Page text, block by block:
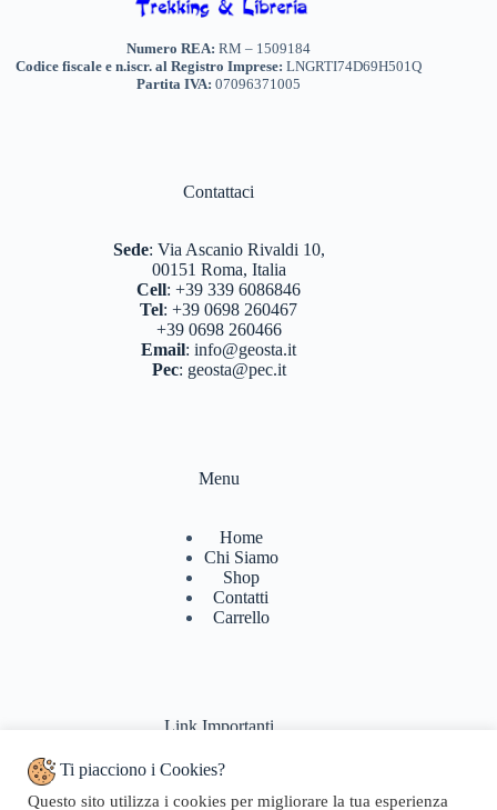
Numero REA:RM – 1509184
Codice fiscale e n.iscr. al Registro Imprese:LNGRTI74D69H501Q
Partita IVA: 07096371005
Contattaci
Sede: Via Ascanio Rivaldi 10,
00151 Roma, Italia
Cell:+39 339 6086846
Tel:+39 0698 260467
+39 0698 260466
Email:info@geosta.it
Pec: geosta@pec.it
Menu
Home
Chi Siamo
Shop
Contatti
Carrello
Link Importanti
Politiche di Reso
Ti piacciono i Cookies?
Questo sito utilizza i cookies per migliorare la tua esperienza